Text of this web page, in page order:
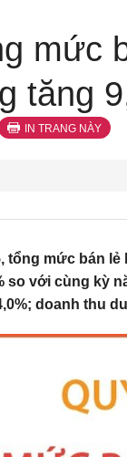
mức
tăng
IN TRANG NÀY
tổng mức
so với cùng kỳ
doanh thu